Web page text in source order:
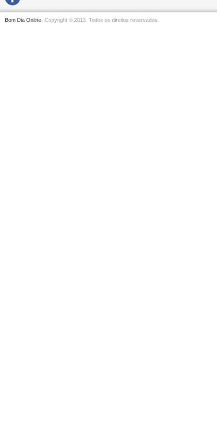
Bom Dia Online- Copyright © 2013. Todos os direitos reservados.